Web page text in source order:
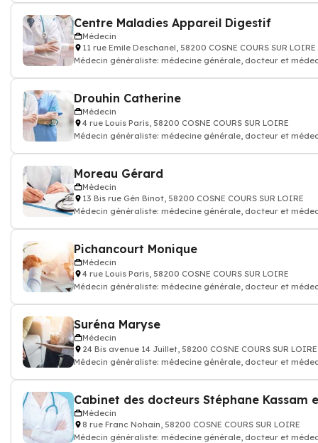
Centre Maladies Appareil Digestif
Médecin
11 rue Emile Deschanel, 58200 COSNE COURS SUR LOIRE
Médecin généraliste: médecine générale, docteur et
Drouhin Catherine
Médecin
4 rue Louis Paris, 58200 COSNE COURS SUR LOIRE
Médecin généraliste: médecine générale, docteur et
Moreau Gérard
Médecin
13 Bis rue Gén Binot, 58200 COSNE COURS SUR LOIRE
Médecin généraliste: médecine générale, docteur et
Pichancourt Monique
Médecin
4 rue Louis Paris, 58200 COSNE COURS SUR LOIRE
Médecin généraliste: médecine générale, docteur et
Suréna Maryse
Médecin
24 Bis avenue 14 Juillet, 58200 COSNE COURS SUR LOIRE
Médecin généraliste: médecine générale, docteur et
Cabinet des docteurs Stéphane Kassam
Médecin
8 rue Franc Nohain, 58200 COSNE COURS SUR LOIRE
Médecin généraliste: médecine générale, docteur et